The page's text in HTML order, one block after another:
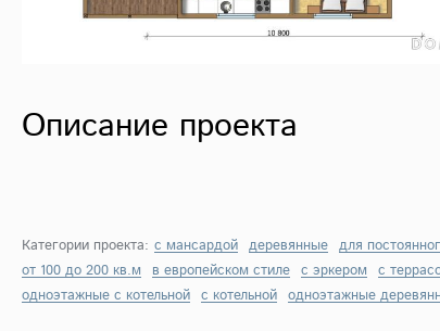
Описание проекта
Категории проекта: с мансардой деревянные для
от 100 до 200 кв.м
в европейском стиле с эркером с
одноэтажные с котельной с котельной одноэтажные